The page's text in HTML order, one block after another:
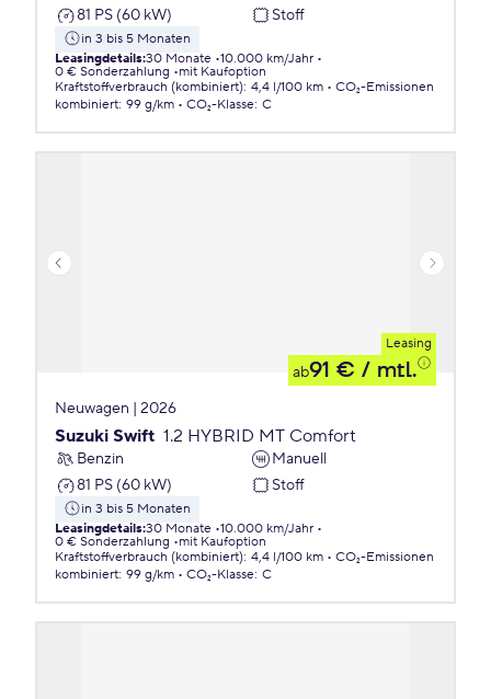
81 PS (60 kW)
Stoff
in 3 bis 5 Monaten
Leasingdetails:30 Monate 10.000 km/Jahr
0 € Sonderzahlung
mit Kaufoption
Kraftstoffverbrauch (kombiniert): 4,4 l/100 km
CO₂-Emissionen
kombiniert: 99 g/km CO₂-Klasse: C
Leasing
ab91 € / mtl.
Neuwagen | 2026
Suzuki Swift 1.2 HYBRID MT Comfort
Benzin
Manuell
81 PS (60 kW)
Stoff
in 3 bis 5 Monaten
Leasingdetails:30 Monate 10.000 km/Jahr
0 € Sonderzahlung
mit Kaufoption
Kraftstoffverbrauch (kombiniert): 4,4 l/100 km
CO₂-Emissionen
kombiniert: 99 g/km CO₂-Klasse: C